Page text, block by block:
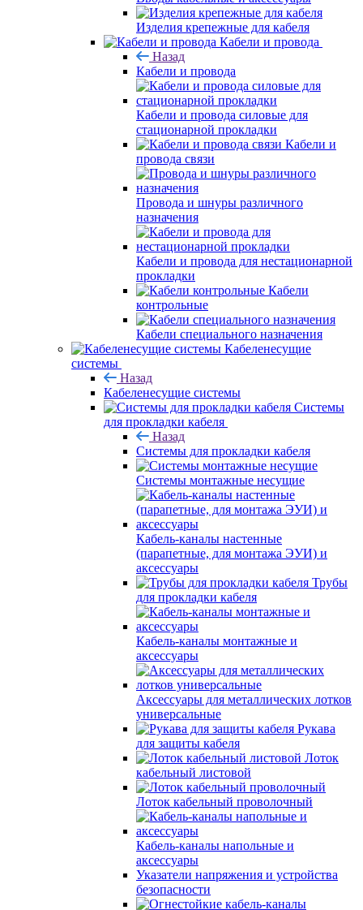
Изделия крепежные для кабеля
Кабели и провода
Назад
Кабели и провода
Кабели и провода силовые для
стационарной прокладки
Кабели и
провода связи
Провода и шнуры различного
назначения
Кабели и провода для нестационарной
прокладки
Кабели
контрольные
Кабели специального назначения
Кабеленесущие
системы
Назад
Кабеленесущие системы
Системы
для прокладки кабеля
Назад
Системы для прокладки кабеля
Системы монтажные несущие
Кабель-каналы настенные
(парапетные, для монтажа ЭУИ) и
аксессуары
Трубы
для прокладки кабеля
Кабель-каналы монтажные и
аксессуары
Аксессуары для металлических лотков
универсальные
Рукава
для защиты кабеля
Лоток
кабельный листовой
Лоток кабельный проволочный
Кабель-каналы напольные и
аксессуары
Указатели напряжения и устройства
безопасности